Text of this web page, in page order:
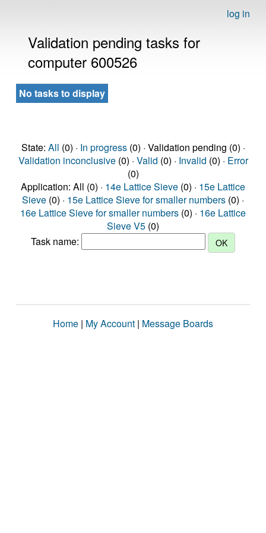
log in
Validation pending tasks for
computer 600526
No tasks to display
State: All (0) · In progress(0) · Validation pending (0) ·
Validation inconclusive(0) · Valid (0) · Invalid (0) · Error
(0)
Application: All (0) · 14e Lattice Sieve (0) · 15e Lattice
Sieve (0) · 15e Lattice Sieve for smaller numbers (0) ·
16e Lattice Sieve for smaller numbers (0) · 16e Lattice
Sieve V5 (0)
Task name:
Home | My Account | Message Boards